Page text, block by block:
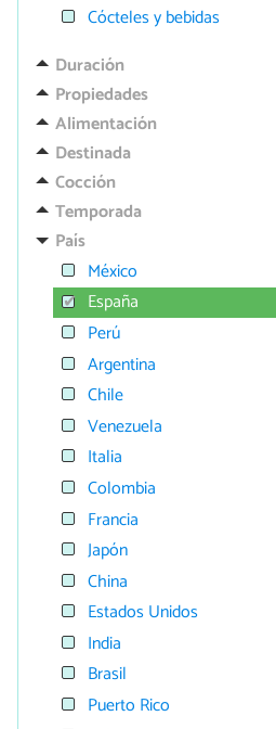
Cócteles y bebidas
Duración
Propiedades
Alimentación
Destinada
Cocción
Temporada
País
México
España
Perú
Argentina
Chile
Venezuela
Italia
Colombia
Francia
Japón
China
Estados Unidos
India
Brasil
Puerto Rico